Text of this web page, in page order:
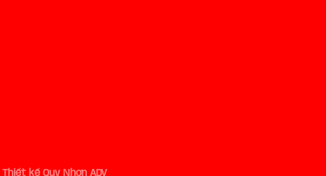
Thiết kế Quy Nhơn ADV